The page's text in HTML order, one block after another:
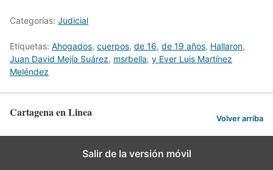
Categorías: Judicial
Etiquetas: Ahogados, cuerpos, de 16, de 19 años, Hallaron,
Juan David Mejía Suárez, msrbella, y Ever Luis Martínez
Meléndez
Cartagena en Linea Volver arriba
Salir de la versión móvil